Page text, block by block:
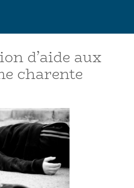
d’aide aux
charente